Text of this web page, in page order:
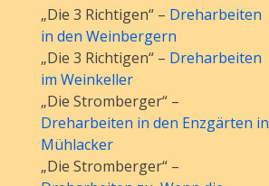
„Die 3 Richtigen“ – Dreharbeiten
in den Weinbergern
„Die 3 Richtigen“ – Dreharbeiten
im Weinkeller
„Die Stromberger“ –
Dreharbeiten in den Enzgärten in
Mühlacker
„Die Stromberger“ –